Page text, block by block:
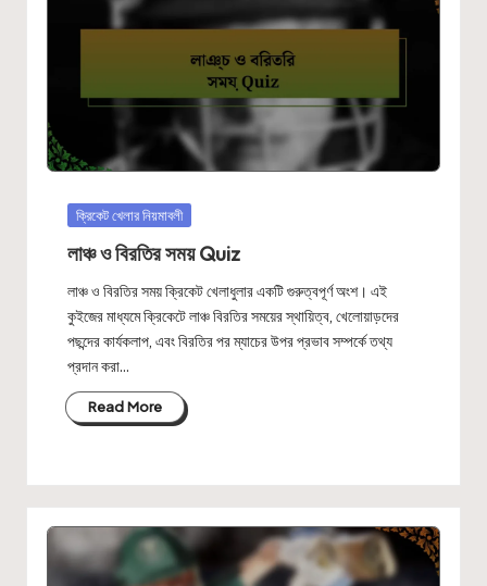
Posted
ক্রিকেট খেলার নিয়মাবলী
লাঞ্চ ও বিরতির সময় Quiz
লাঞ্চ ও বিরতির সময় ক্রিকেট খেলাধুলার একটি গুরুত্বপূর্ণ অংশ। এই
কুইজের মাধ্যমে ক্রিকেটে লাঞ্চ বিরতির সময়ের স্থায়িত্ব, খেলোয়াড়দের
পছন্দের কার্যকলাপ, এবং বিরতির পর ম্যাচের উপর প্রভাব সম্পর্কে তথ্য
প্রদান করা…
Read More